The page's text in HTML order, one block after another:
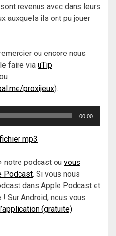
revenus avec dans leurs
auxquels ils ont pu jouer
ou encore nous
faire via uTip
proxijeux).
00:00
mp3
notre podcast ou vous
Podcast. Si vous nous
dans Apple Podcast et
Sur Android, nous vous
l’application (gratuite)